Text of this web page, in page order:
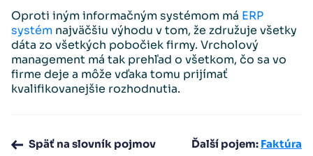
Oproti iným informačným systémom má ERP
systém najväčšiu výhodu v tom, že združuje všetky
dáta zo všetkých pobočiek firmy. Vrcholový
management má tak prehľad o všetkom, čo sa vo
firme deje a môže vďaka tomu prijímať
kvalifikovanejšie rozhodnutia.
Späť na slovník pojmov Ďalší pojem: Faktúra